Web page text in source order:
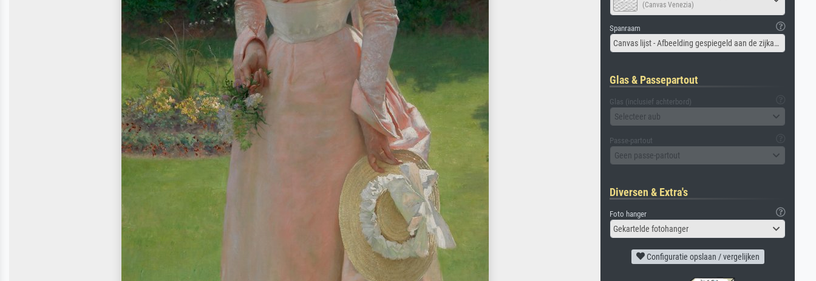
(Canvas Venezia)
Spanraam
Canvas lijst - Afbeelding gespiegeld aan de zijkant
Glas & Passepartout
Glas (inclusief achterbord)
Selecteer aub
Passe-partout
Geen passe-partout
Diversen & Extra's
Foto hanger
Gekartelde fotohanger
Configuratie opslaan / vergelijken